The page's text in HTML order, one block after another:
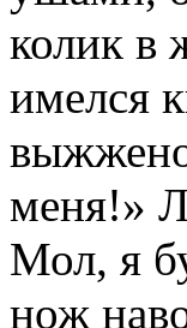
колик в
имелся
меня!»
Мол, я
нож